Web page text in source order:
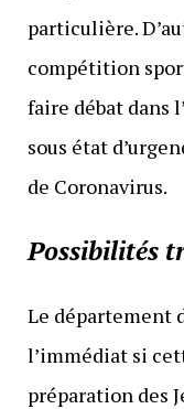
particulière.
compétition
faire débat dans
sous état
de Coronavirus.
Possibilités
Le département
l’immédiat si
préparation des